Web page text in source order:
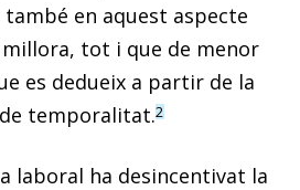
en aquest aspecte
tot i que de menor
es dedueix a partir de la
temporalitat.2
laboral ha desincentivat la